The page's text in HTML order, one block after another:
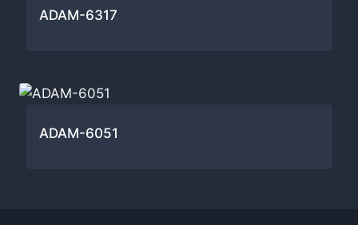
ADAM-6317
ADAM-6051